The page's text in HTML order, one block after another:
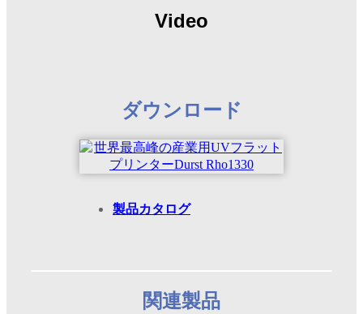
Video
ダウンロード
製品カタログ
関連製品